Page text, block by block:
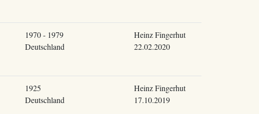
1970 - 1979
Deutschland
Heinz Fingerhut
22.02.2020
1925
Deutschland
Heinz Fingerhut
17.10.2019